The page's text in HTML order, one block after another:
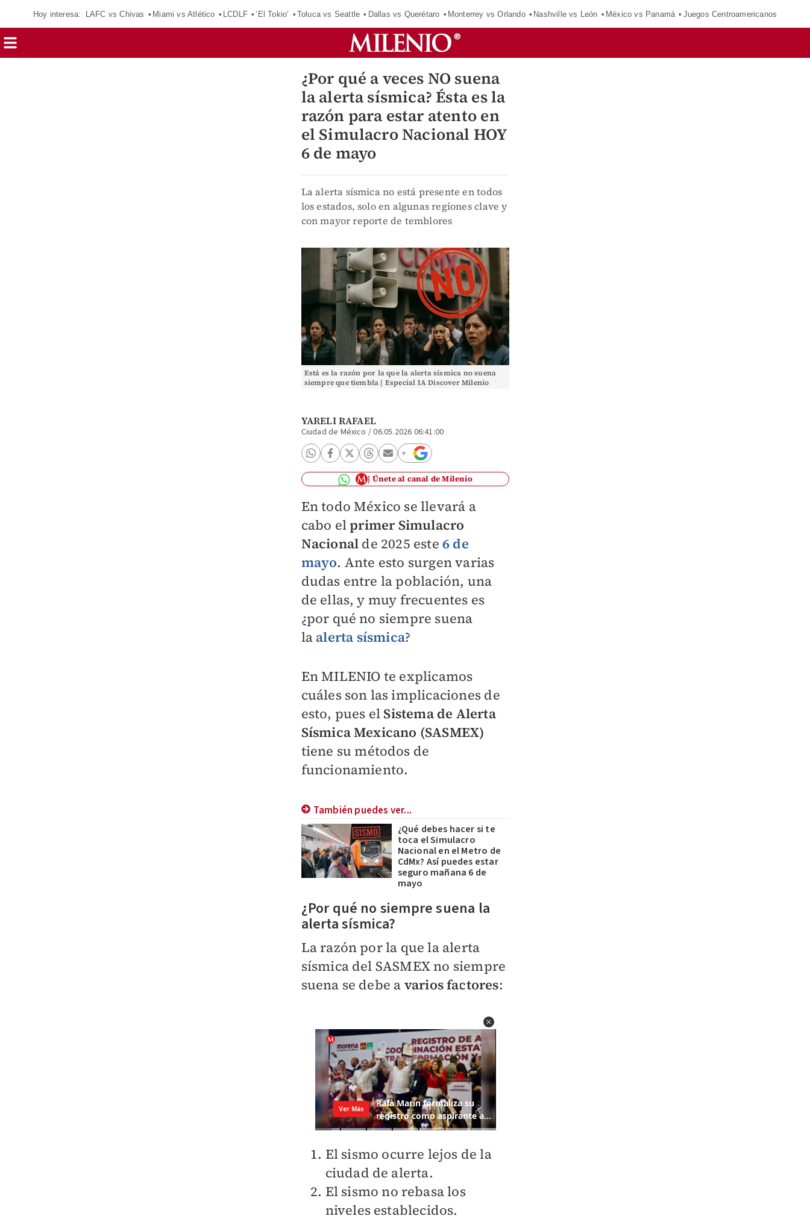
Hoy interesa: LAFC vs Chivas Miami vs Atlético LCDLF ‘El Tokio’ Toluca vs Seattle Dallas vs Querétaro Monterrey vs Orlando Nashville vs León México vs Panamá Juegos Centroamericanos
¿Por qué a veces NO suena
la alerta sísmica? Ésta es la
razón para estar atento en
el Simulacro Nacional HOY
6 de mayo
La alerta sísmica no está presente en todos
los estados, solo en algunas regiones clave y
con mayor reporte de temblores
Está es la razón por la que la alerta sísmica no suena
siempre que tiembla | Especial IA Discover Milenio
YARELI RAFAEL
Ciudad de México /06.05.2026 06:41:00
Únete al canal de Milenio
En todo México se llevará a
cabo elprimer Simulacro
Nacional de 2025 este 6 de
mayo. Ante esto surgen varias
dudas entre la población, una
de ellas, y muy frecuentes es
¿por qué no siempre suena
la alerta sísmica?
EnMILENIO te explicamos
cuáles son las implicaciones de
esto, pues el Sistema de Alerta
Sísmica Mexicano (SASMEX)
tiene su métodos de
funcionamiento.
También puedes ver...
¿Qué debes hacer si te
toca el Simulacro
Nacional en el Metro de
CdMx? Así puedes estar
seguro mañana 6 de
mayo
​¿Por qué no siempre suena la
alerta sísmica?
La razón por la que la alerta
sísmica del SASMEX no siempre
suena se debe a varios factores:
El sismo ocurre lejos de la
ciudad de alerta.
El sismo no rebasa los
niveles establecidos.